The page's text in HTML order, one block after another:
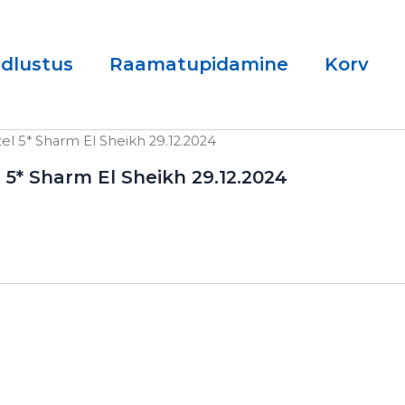
Raamatupidamine Korv
5* Sharm El Sheikh 29.12.2024
Sharm El Sheikh 29.12.2024